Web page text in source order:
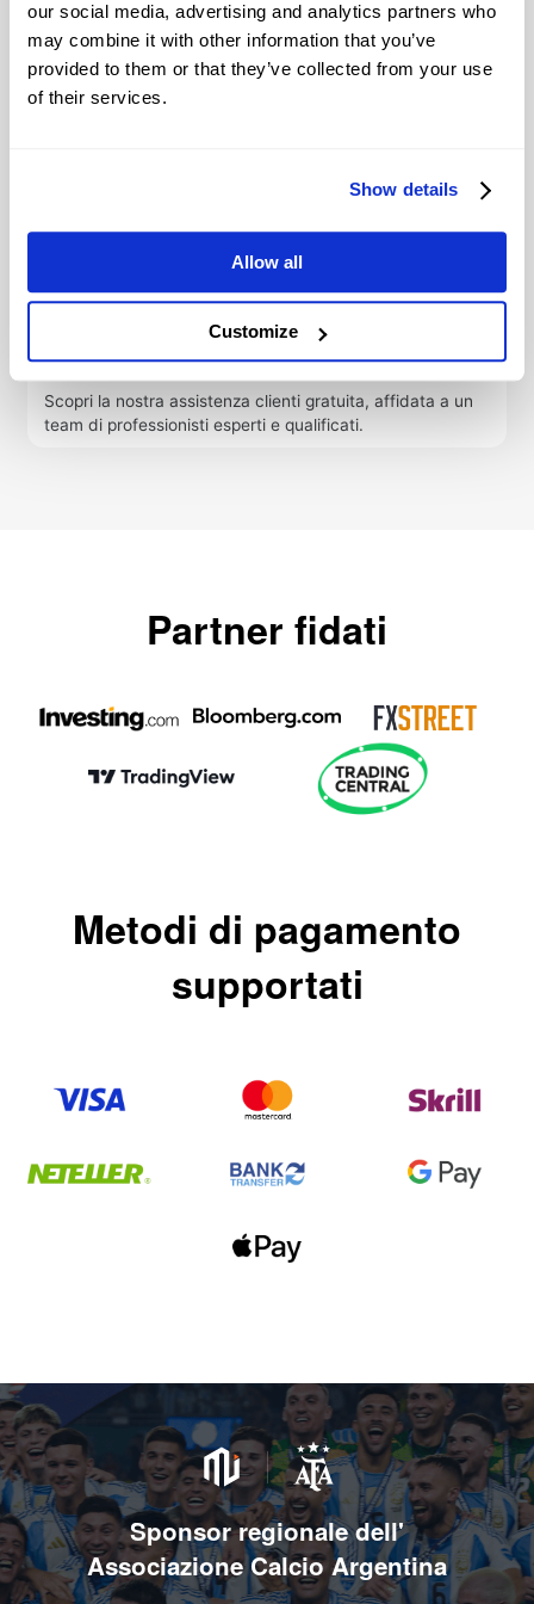
our social media, advertising and analytics partners who
may combine it with other information that you’ve
provided to them or that they’ve collected from your use
of their services.
Show details
Allow all
Customize
Importo minimo
bancari separati e
Supporto professionale
Scopri la nostra assistenza clienti gratuita, affidata a un
team di professionisti esperti e qualificati.
Partner fidati
Metodi di pagamento
supportati
Sponsor regionale dell'
Associazione Calcio Argentina